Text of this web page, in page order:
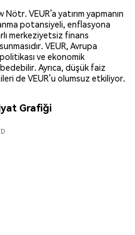
VEUR’a yatırım yapmanın
potansiyeli, enflasyona
merkeziyetsiz finans
VEUR, Avrupa
ve ekonomik
Ayrıca, düşük faiz
de VEUR’u olumsuz etkiliyor.
Grafiği